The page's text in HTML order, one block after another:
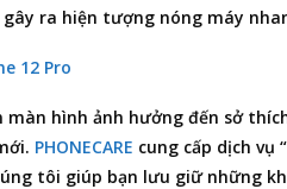
ra hiện tượng nóng máy
12 Pro
hình ảnh hưởng đến sở
PHONECARE cung cấp dịch vụ
tôi giúp bạn lưu giữ những